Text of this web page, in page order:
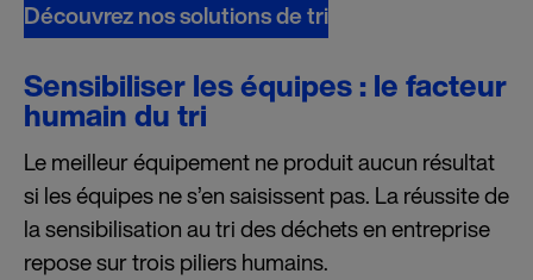
Découvrez nos solutions de tri
Sensibiliser les équipes : le facteur
humain du tri
Le meilleur équipement ne produit aucun résultat
si les équipes ne s’en saisissent pas. La réussite de
la sensibilisation au tri des déchets en entreprise
repose sur trois piliers humains.